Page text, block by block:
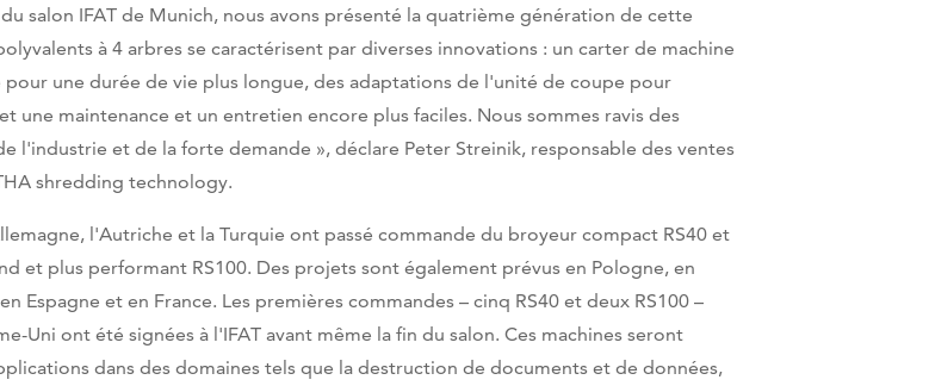
salon IFAT de Munich, nous avons présenté la quatrième génération de cette
à 4 arbres se caractérisent par diverses innovations : un carter de machine
une durée de vie plus longue, des adaptations de l'unité de coupe pour
une maintenance et un entretien encore plus faciles. Nous sommes ravis des
l'industrie et de la forte demande », déclare Peter Streinik, responsable des ventes
shredding technology.
l'Autriche et la Turquie ont passé commande du broyeur compact RS40 et
et plus performant RS100. Des projets sont également prévus en Pologne, en
Espagne et en France. Les premières commandes – cinq RS40 et deux RS100 –
Uni ont été signées à l'IFAT avant même la fin du salon. Ces machines seront
dans des domaines tels que la destruction de documents et de données,